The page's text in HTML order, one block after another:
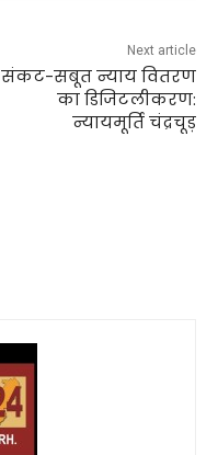
Next article
संकट-सबूत न्याय वितरण
का डिजिटलीकरण:
न्यायमूर्ति चंद्रचूड़